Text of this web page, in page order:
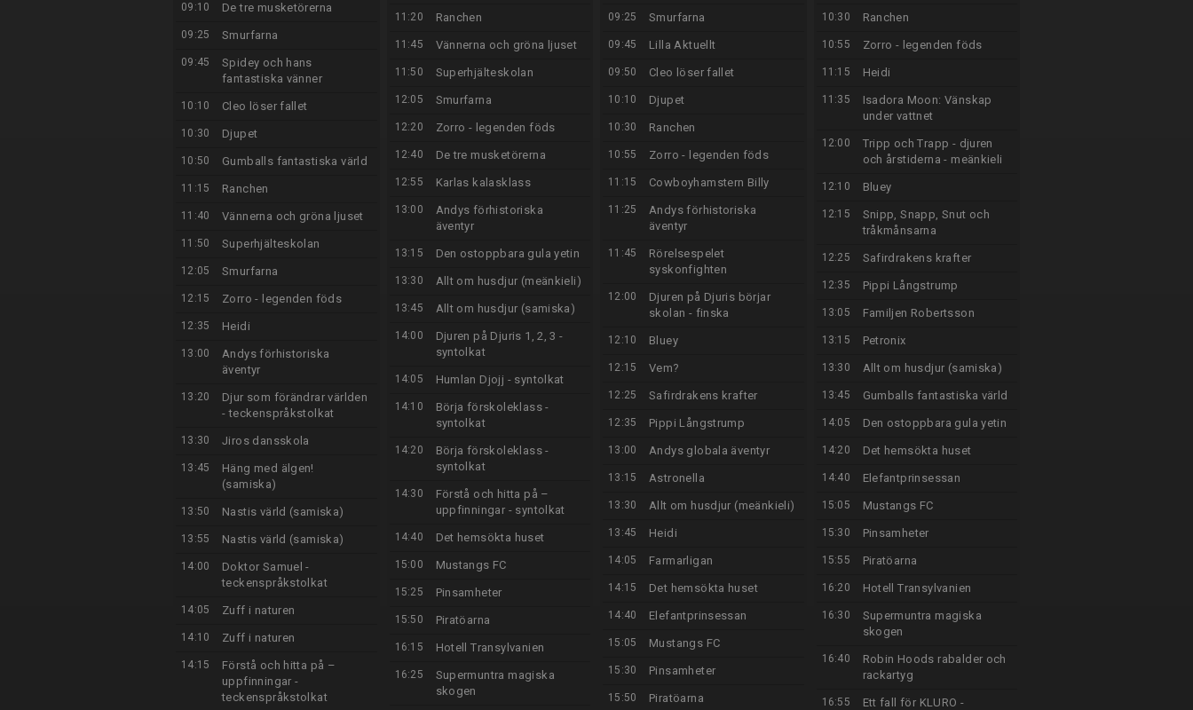
09:10 De tre musketörerna
09:25 Smurfarna
09:45
Spidey och hans
fantastiska vänner
10:10 Cleo löser fallet
10:30 Djupet
10:50 Gumballs fantastiska värld
11:15 Ranchen
11:40 Vännerna och gröna ljuset
11:50 Superhjälteskolan
12:05 Smurfarna
12:15 Zorro - legenden föds
12:35 Heidi
13:00
Andys förhistoriska
äventyr
13:20
Djur som förändrar världen
- teckenspråkstolkat
13:30 Jiros dansskola
13:45
Häng med älgen!
(samiska)
13:50 Nastis värld (samiska)
13:55 Nastis värld (samiska)
14:00
Doktor Samuel -
teckenspråkstolkat
14:05 Zuff i naturen
14:10 Zuff i naturen
14:15
Förstå och hitta på –
uppfinningar -
teckenspråkstolkat
11:20 Ranchen
11:45 Vännerna och gröna ljuset
11:50 Superhjälteskolan
12:05 Smurfarna
12:20 Zorro - legenden föds
12:40 De tre musketörerna
12:55 Karlas kalasklass
13:00
Andys förhistoriska
äventyr
13:15 Den ostoppbara gula yetin
13:30 Allt om husdjur (meänkieli)
13:45 Allt om husdjur (samiska)
14:00
Djuren på Djuris 1, 2, 3 -
syntolkat
14:05 Humlan Djojj - syntolkat
14:10
Börja förskoleklass -
syntolkat
14:20
Börja förskoleklass -
syntolkat
14:30
Förstå och hitta på –
uppfinningar - syntolkat
14:40 Det hemsökta huset
15:00 Mustangs FC
15:25 Pinsamheter
15:50 Piratöarna
16:15 Hotell Transylvanien
16:25
Supermuntra magiska
skogen
09:25 Smurfarna
09:45 Lilla Aktuellt
09:50 Cleo löser fallet
10:10 Djupet
10:30 Ranchen
10:55 Zorro - legenden föds
11:15 Cowboyhamstern Billy
11:25
Andys förhistoriska
äventyr
11:45
Rörelsespelet
syskonfighten
12:00
Djuren på Djuris börjar
skolan - finska
12:10 Bluey
12:15 Vem?
12:25 Safirdrakens krafter
12:35 Pippi Långstrump
13:00 Andys globala äventyr
13:15 Astronella
13:30 Allt om husdjur (meänkieli)
13:45 Heidi
14:05 Farmarligan
14:15 Det hemsökta huset
14:40 Elefantprinsessan
15:05 Mustangs FC
15:30 Pinsamheter
15:50 Piratöarna
10:30 Ranchen
10:55 Zorro - legenden föds
11:15 Heidi
11:35
Isadora Moon: Vänskap
under vattnet
12:00
Tripp och Trapp - djuren
och årstiderna - meänkieli
12:10 Bluey
12:15
Snipp, Snapp, Snut och
tråkmånsarna
12:25 Safirdrakens krafter
12:35 Pippi Långstrump
13:05 Familjen Robertsson
13:15 Petronix
13:30 Allt om husdjur (samiska)
13:45 Gumballs fantastiska värld
14:05 Den ostoppbara gula yetin
14:20 Det hemsökta huset
14:40 Elefantprinsessan
15:05 Mustangs FC
15:30 Pinsamheter
15:55 Piratöarna
16:20 Hotell Transylvanien
16:30
Supermuntra magiska
skogen
16:40
Robin Hoods rabalder och
rackartyg
16:55
Ett fall för KLURO -